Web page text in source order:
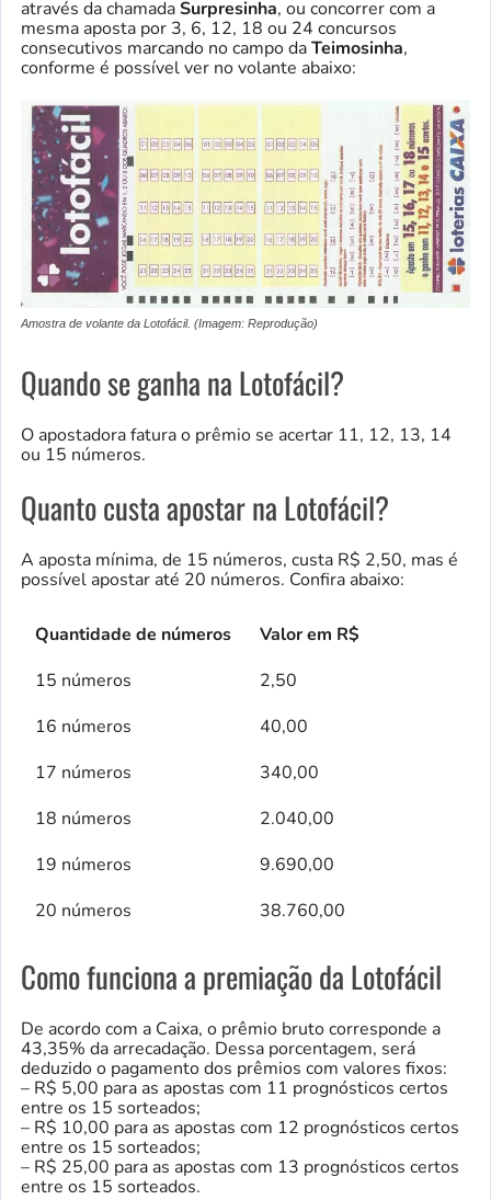
através da chamadaSurpresinha, ou concorrer com a
mesma aposta por 3, 6, 12, 18 ou 24 concursos
consecutivos marcando no campo daTeimosinha,
conforme é possível ver no volante abaixo:
Amostra de volante da Lotofácil. (Imagem: Reprodução)
Quando se ganha na Lotofácil?
O apostadora fatura o prêmio se acertar 11, 12, 13, 14
ou 15 números.
Quanto custa apostar na Lotofácil?
A aposta mínima, de 15 números, custa R$ 2,50, mas é
possível apostar até 20 números. Confira abaixo:
Quantidade de números
Valor em R$
15 números
2,50
16 números
40,00
17 números
340,00
18 números
2.040,00
19 números
9.690,00
20 números
38.760,00
Como funciona a premiação da Lotofácil
De acordo com a Caixa, o prêmio bruto corresponde a
43,35% da arrecadação. Dessa porcentagem, será
deduzido o pagamento dos prêmios com valores fixos:
– R$ 5,00 para as apostas com 11 prognósticos certos
entre os 15 sorteados;
– R$ 10,00 para as apostas com 12 prognósticos certos
entre os 15 sorteados;
– R$ 25,00 para as apostas com 13 prognósticos certos
entre os 15 sorteados.